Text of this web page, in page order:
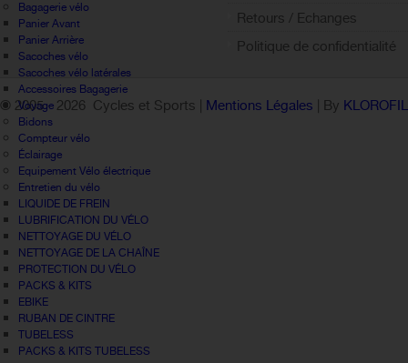
Bagagerie vélo
Panier Avant
Panier Arrière
Sacoches vélo
Sacoches vélo latérales
Accessoires Bagagerie
Voyage
Bidons
Compteur vélo
Éclairage
Equipement Vélo électrique
Entretien du vélo
LIQUIDE DE FREIN
LUBRIFICATION DU VÉLO
NETTOYAGE DU VÉLO
NETTOYAGE DE LA CHAÎNE
PROTECTION DU VÉLO
PACKS & KITS
EBIKE
RUBAN DE CINTRE
TUBELESS
PACKS & KITS TUBELESS
Retours / Echanges
Politique de confidentialité
© 2005 - 2026 Cycles et Sports | Mentions Légales | By